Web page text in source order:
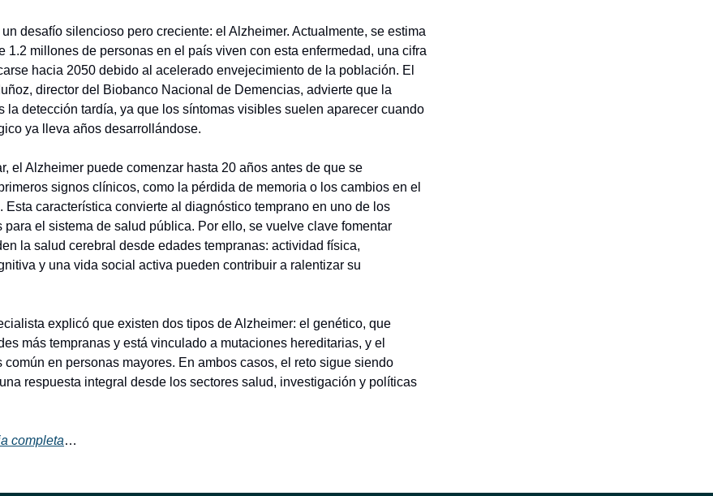
desafío silencioso pero creciente: el Alzheimer. Actualmente, se estima
1.2 millones de personas en el país viven con esta enfermedad, una cifra
hacia 2050 debido al acelerado envejecimiento de la población. El
director del Biobanco Nacional de Demencias, advierte que la
la detección tardía, ya que los síntomas visibles suelen aparecer cuando
ya lleva años desarrollándose.
el Alzheimer puede comenzar hasta 20 años antes de que se
signos clínicos, como la pérdida de memoria o los cambios en el
Esta característica convierte al diagnóstico temprano en uno de los
para el sistema de salud pública. Por ello, se vuelve clave fomentar
la salud cerebral desde edades tempranas: actividad física,
y una vida social activa pueden contribuir a ralentizar su
explicó que existen dos tipos de Alzheimer: el genético, que
más tempranas y está vinculado a mutaciones hereditarias, y el
común en personas mayores. En ambos casos, el reto sigue siendo
respuesta integral desde los sectores salud, investigación y políticas
completa…